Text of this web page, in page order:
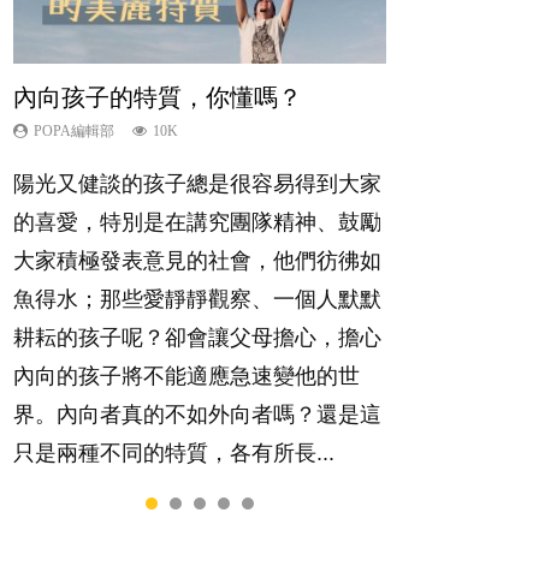
內向孩子的特質，你懂嗎？
POPA編輯部 10K
陽光又健談的孩子總是很容易得到大家
的喜愛，特別是在講究團隊精神、鼓勵
大家積極發表意見的社會，他們彷彿如
魚得水；那些愛靜靜觀察、一個人默默
耕耘的孩子呢？卻會讓父母擔心，擔心
內向的孩子將不能適應急速變他的世
界。內向者真的不如外向者嗎？還是這
只是兩種不同的特質，各有所長...
夫妻必看！經營婚姻，沒捷徑
POPA編輯部 22.9K
你是不是也曾經以為只要跟相愛的人結
婚，就自然能走到白頭，但生了孩子卻
發現事情不如你所料？ 經營婚姻，不
如我們想像的簡單，卻也不是大家說得
那麼難。一起來認識婚姻的真相！...
想孩子學好外語，點做好？
POPA編輯部 9.9K
有人話學多種語言越早開始越好，有人
卻說一時間太多語言，會令孩子感到混
淆，到底誰是誰非？聽聽專家怎樣說，
解開語言學習的迷思～...
愛孩子也別忘了愛自己，父母如何
關顧自己的身心靈？
照顧孩子衣食住行、陪同兒女應對功課
測驗，還要陪玩製造親子時間，尚要處
理家中雜項要務……當父母的，有千百
個任務要做。可惜，有一樣重要至極
的，總被遺漏——關注自己的情緒和心
理健康。...
新手父母不用怕
POPA編輯部 16.3K
相信許多人初為人父母，由懷孕開始到
孩子呱呱落地，心中都有數之不盡的問
題～這裡一次過集合我們以往製作過的
相關短片。 這段路讓我們跟你同行～...